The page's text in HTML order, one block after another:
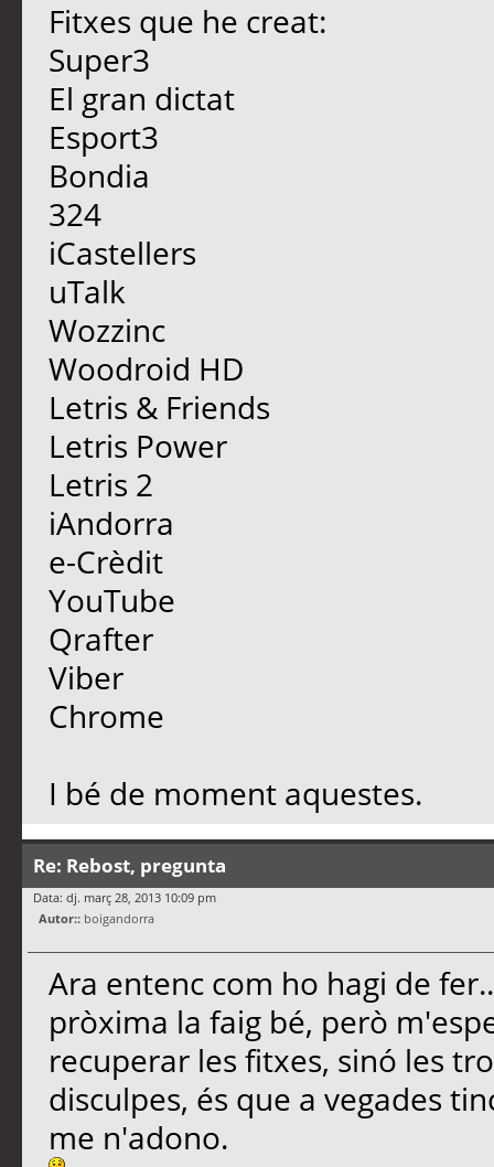
Fitxes que he creat:
Super3
El gran dictat
Esport3
Bondia
324
iCastellers
uTalk
Wozzinc
Woodroid HD
Letris & Friends
Letris Power
Letris 2
iAndorra
e-Crèdit
YouTube
Qrafter
Viber
Chrome
I bé de moment aquestes.
Re: Rebost, pregunta
Data: dj. març 28, 2013 10:09 pm
Autor:: boigandorra
Ara entenc com ho hagi de
pròxima la faig bé, però
recuperar les fitxes, sinó les
disculpes, és que a vegades
me n'adono.